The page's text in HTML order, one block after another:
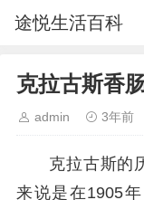
途悦生活百科
克拉古斯香
admin 3年前
克拉古斯的
来说是在1905